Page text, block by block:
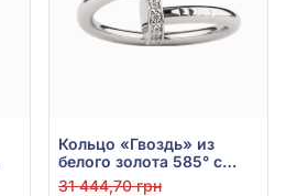
Кольцо «Гвоздь» из
белого золота 585° с
фианитом, арт. 155543б
31 444,70 грн